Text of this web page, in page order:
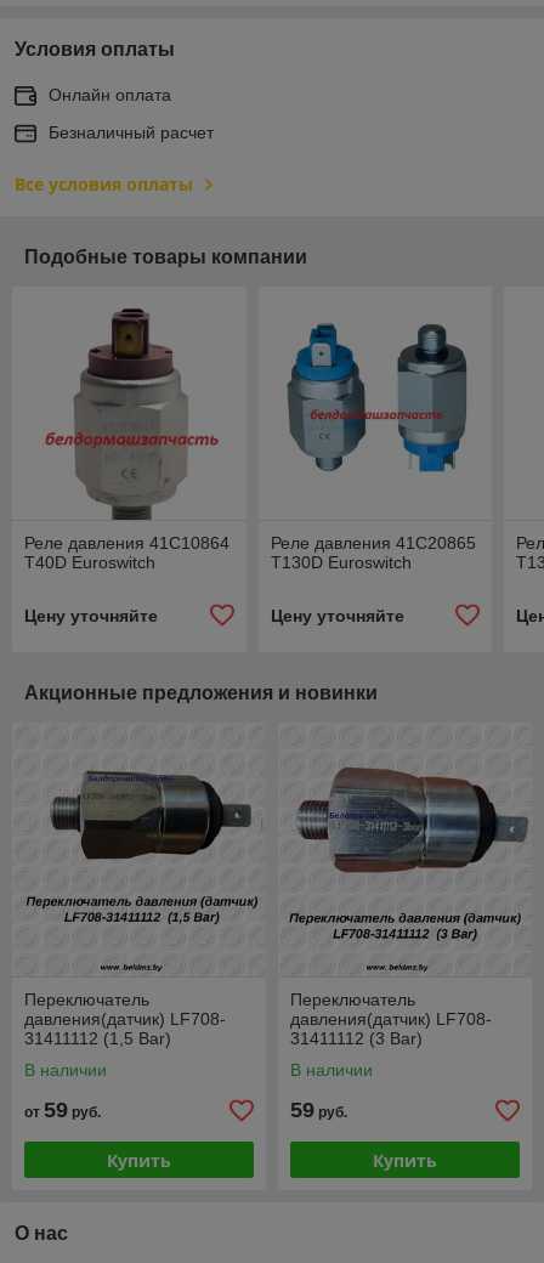
Условия оплаты
Онлайн оплата
Безналичный расчет
Все условия оплаты
Подобные товары компании
Реле давления 41C10864
T40D Euroswitch
Цену уточняйте
Реле давления 41C20865
T130D Euroswitch
Цену уточняйте
Акционные предложения и новинки
Переключатель
давления(датчик) LF708-
31411112 (1,5 Bar)
В наличии
от 59 руб.
Купить
Переключатель
давления(датчик) LF708-
31411112 (3 Bar)
В наличии
59 руб.
Купить
О нас